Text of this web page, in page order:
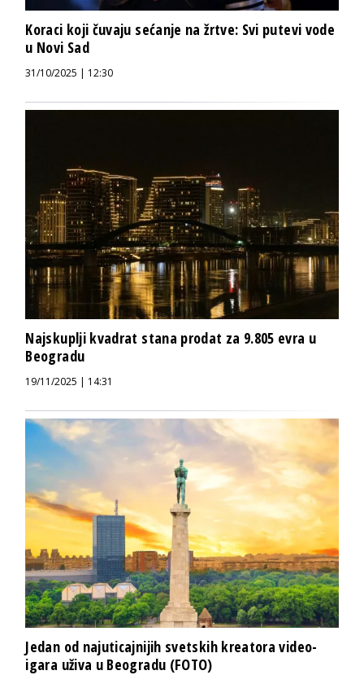
Koraci koji čuvaju sećanje na žrtve: Svi putevi vode
u Novi Sad
31/10/2025 | 12:30
Najskuplji kvadrat stana prodat za 9.805 evra u
Beogradu
19/11/2025 | 14:31
Jedan od najuticajnijih svetskih kreatora video-
igara uživa u Beogradu (FOTO)